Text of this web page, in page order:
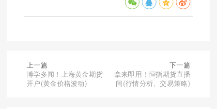
上一篇
博学多闻！上海黄金期货
开户(黄金价格波动)
下一篇
拿来即用！恒指期货直播
间(行情分析、交易策略)